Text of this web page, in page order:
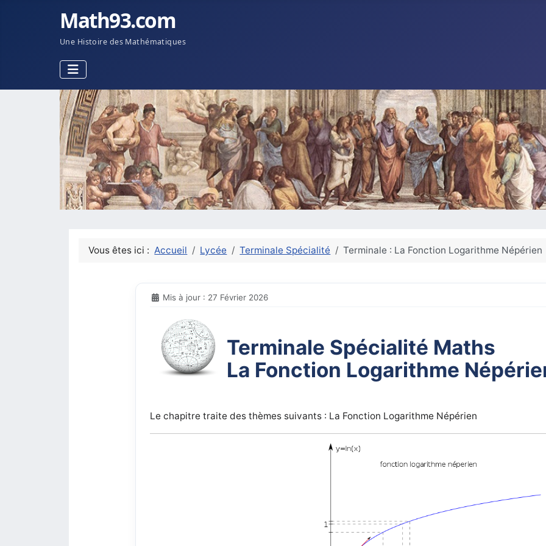
Math93.com
Une Histoire des Mathématiques
Vous êtes ici :Accueil Lycée Terminale Spécialité Terminale : La Fonction Logarithme Népérien
Mis à jour : 27 Février 2026
Terminale Spécialité Maths
La Fonction Logarithme
Le chapitre traite des thèmes suivants : La Fonction Logarithme Népérien